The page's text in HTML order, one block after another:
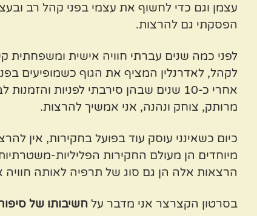
עצמן וגם כדי לחשוף את עצמי בפני קהל רב
הפסקתי גם להרצות.
לפני כמה שנים עברתי חוויה אישית
לקהל, לאדרנלין המציף את הגוף כשמופיעים
אחרי כ-10 שנים שבהן סירבתי לפניות
מרותק, צוחק ונהנה, אני אמשיך להרצות.
כיום כשאינני עוסק עוד בפועל בחקירות, אין
מיוחדים הן מעולם החקירות הפליליות-
הרצאות אלה הן גם סוג של תרפיה לאותה
בסרטון הקצרצר אני מדבר על חשיבותו של